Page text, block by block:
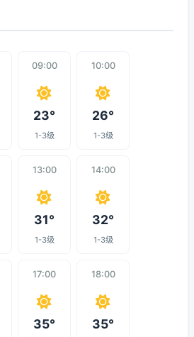
09:00
23°
1-3级
10:00
26°
1-3级
13:00
31°
1-3级
14:00
32°
1-3级
17:00
35°
18:00
35°